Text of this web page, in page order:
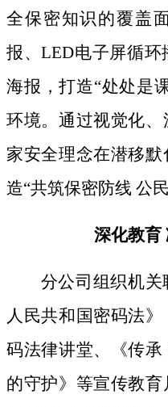
全保密知识的覆盖
报、LED电子屏循环
海报，打造“处处是
环境。通过视觉化
家安全理念在潜移
造“共筑保密防线 公
深化教育
分公司组织机
人民共和国密码法》
码法律讲堂、
《传
的守护》等宣传教育